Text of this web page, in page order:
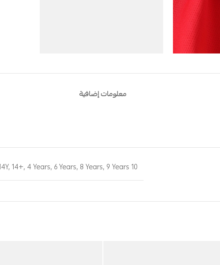
معلومات إضافية
10 Years
,14+, 4 Years, 6 Years, 8 Years, 9 Years